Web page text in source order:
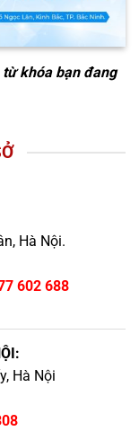
khóa bạn đang
Hà Nội.
602 688
Hà Nội